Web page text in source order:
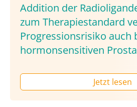
Addition der
zum Therapiestandard
Progressionsrisiko auch
hormonsensitiven
Jetzt lesen